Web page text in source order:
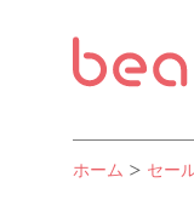
ホーム セー